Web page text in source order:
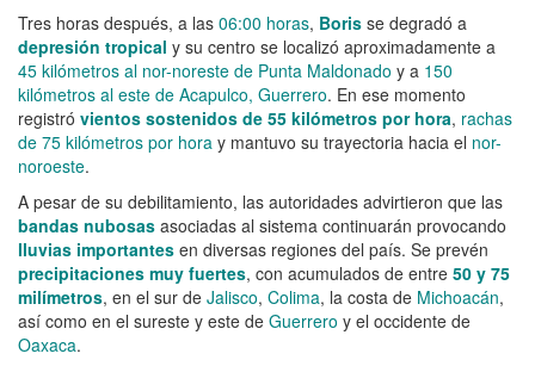
Tres horas después, a las 06:00 horas, Boris se degradó a
depresión tropical y su centro se localizó aproximadamente a
45 kilómetros al nor-noreste de Punta Maldonado y a 150
kilómetros al este de Acapulco, Guerrero. En ese momento
registró vientos sostenidos de 55 kilómetros por hora, rachas
de 75 kilómetros por hora y mantuvo su trayectoria hacia el nor-
noroeste.
A pesar de su debilitamiento, las autoridades advirtieron que las
bandas nubosas asociadas al sistema continuarán provocando
lluvias importantes en diversas regiones del país. Se prevén
precipitaciones muy fuertes, con acumulados de entre 50 y 75
milímetros, en el sur de Jalisco, Colima, la costa de Michoacán,
así como en el sureste y este de Guerrero y el occidente de
Oaxaca.